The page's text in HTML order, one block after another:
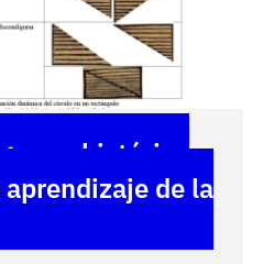
histórico
aprendizaje de la